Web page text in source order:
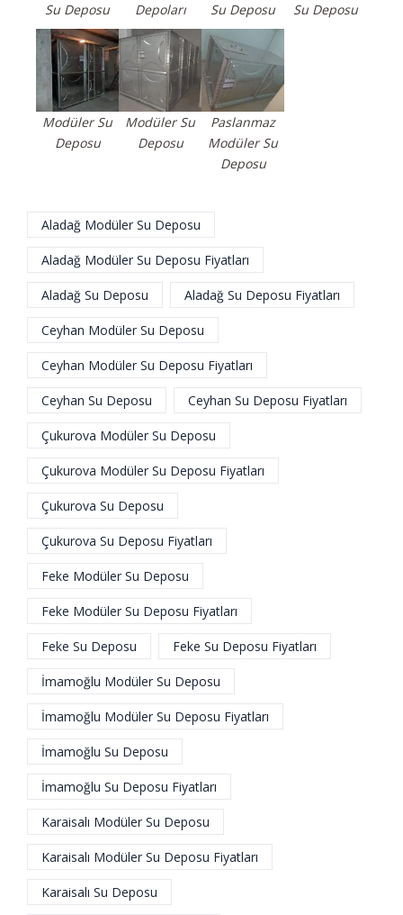
Su Deposu
Depoları
Su Deposu
Su Deposu
Modüler Su
Deposu
Modüler Su
Deposu
Paslanmaz
Modüler Su
Deposu
Aladağ Modüler Su Deposu
Aladağ Modüler Su Deposu Fiyatları
Aladağ Su Deposu Aladağ Su Deposu Fiyatları
Ceyhan Modüler Su Deposu
Ceyhan Modüler Su Deposu Fiyatları
Ceyhan Su Deposu Ceyhan Su Deposu Fiyatları
Çukurova Modüler Su Deposu
Çukurova Modüler Su Deposu Fiyatları
Çukurova Su Deposu
Çukurova Su Deposu Fiyatları
Feke Modüler Su Deposu
Feke Modüler Su Deposu Fiyatları
Feke Su Deposu Feke Su Deposu Fiyatları
İmamoğlu Modüler Su Deposu
İmamoğlu Modüler Su Deposu Fiyatları
İmamoğlu Su Deposu
İmamoğlu Su Deposu Fiyatları
Karaisalı Modüler Su Deposu
Karaisalı Modüler Su Deposu Fiyatları
Karaisalı Su Deposu